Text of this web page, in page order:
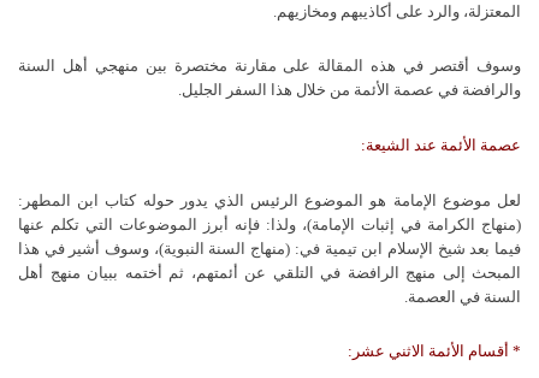
المعتزلة، والرد على أكاذيبهم ومخازيهم.
وسوف أقتصر في هذه المقالة على مقارنة مختصرة بين منهجي أهل السنة
والرافضة في عصمة الأئمة من خلال هذا السفر الجليل.
عصمة الأئمة عند الشيعة:
لعل موضوع الإمامة هو الموضوع الرئيس الذي يدور حوله كتاب ابن المطهر:
(منهاج الكرامة في إثبات الإمامة)، ولذا: فإنه أبرز الموضوعات التي تكلم عنها
فيما بعد شيخ الإسلام ابن تيمية في: (منهاج السنة النبوية)، وسوف أشير في هذا
المبحث إلى منهج الرافضة في التلقي عن أئمتهم، ثم أختمه ببيان منهج أهل
السنة في العصمة.
* أقسام الأئمة الاثني عشر: